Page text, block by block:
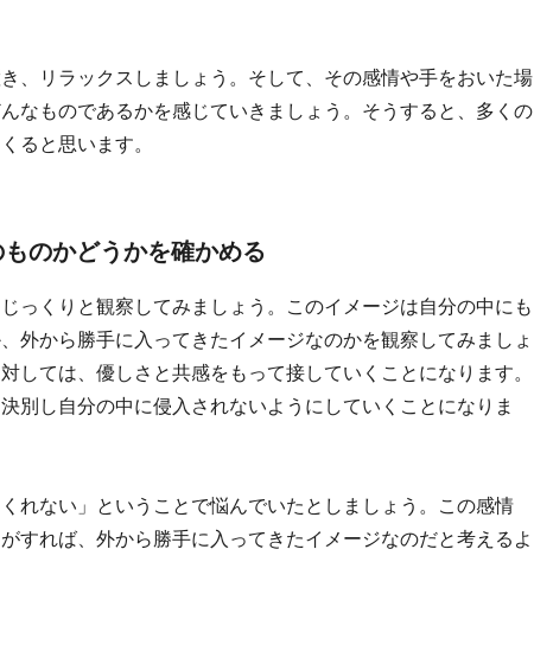
、リラックスしましょう。そして、その感情や手をおいた場
なものであるかを感じていきましょう。そうすると、多くの
ると思います。
のかどうかを確かめる
っくりと観察してみましょう。このイメージは自分の中にも
外から勝手に入ってきたイメージなのかを観察してみましょ
しては、優しさと共感をもって接していくことになります。
別し自分の中に侵入されないようにしていくことになりま
れない」ということで悩んでいたとしましょう。この感情
すれば、外から勝手に入ってきたイメージなのだと考えるよ